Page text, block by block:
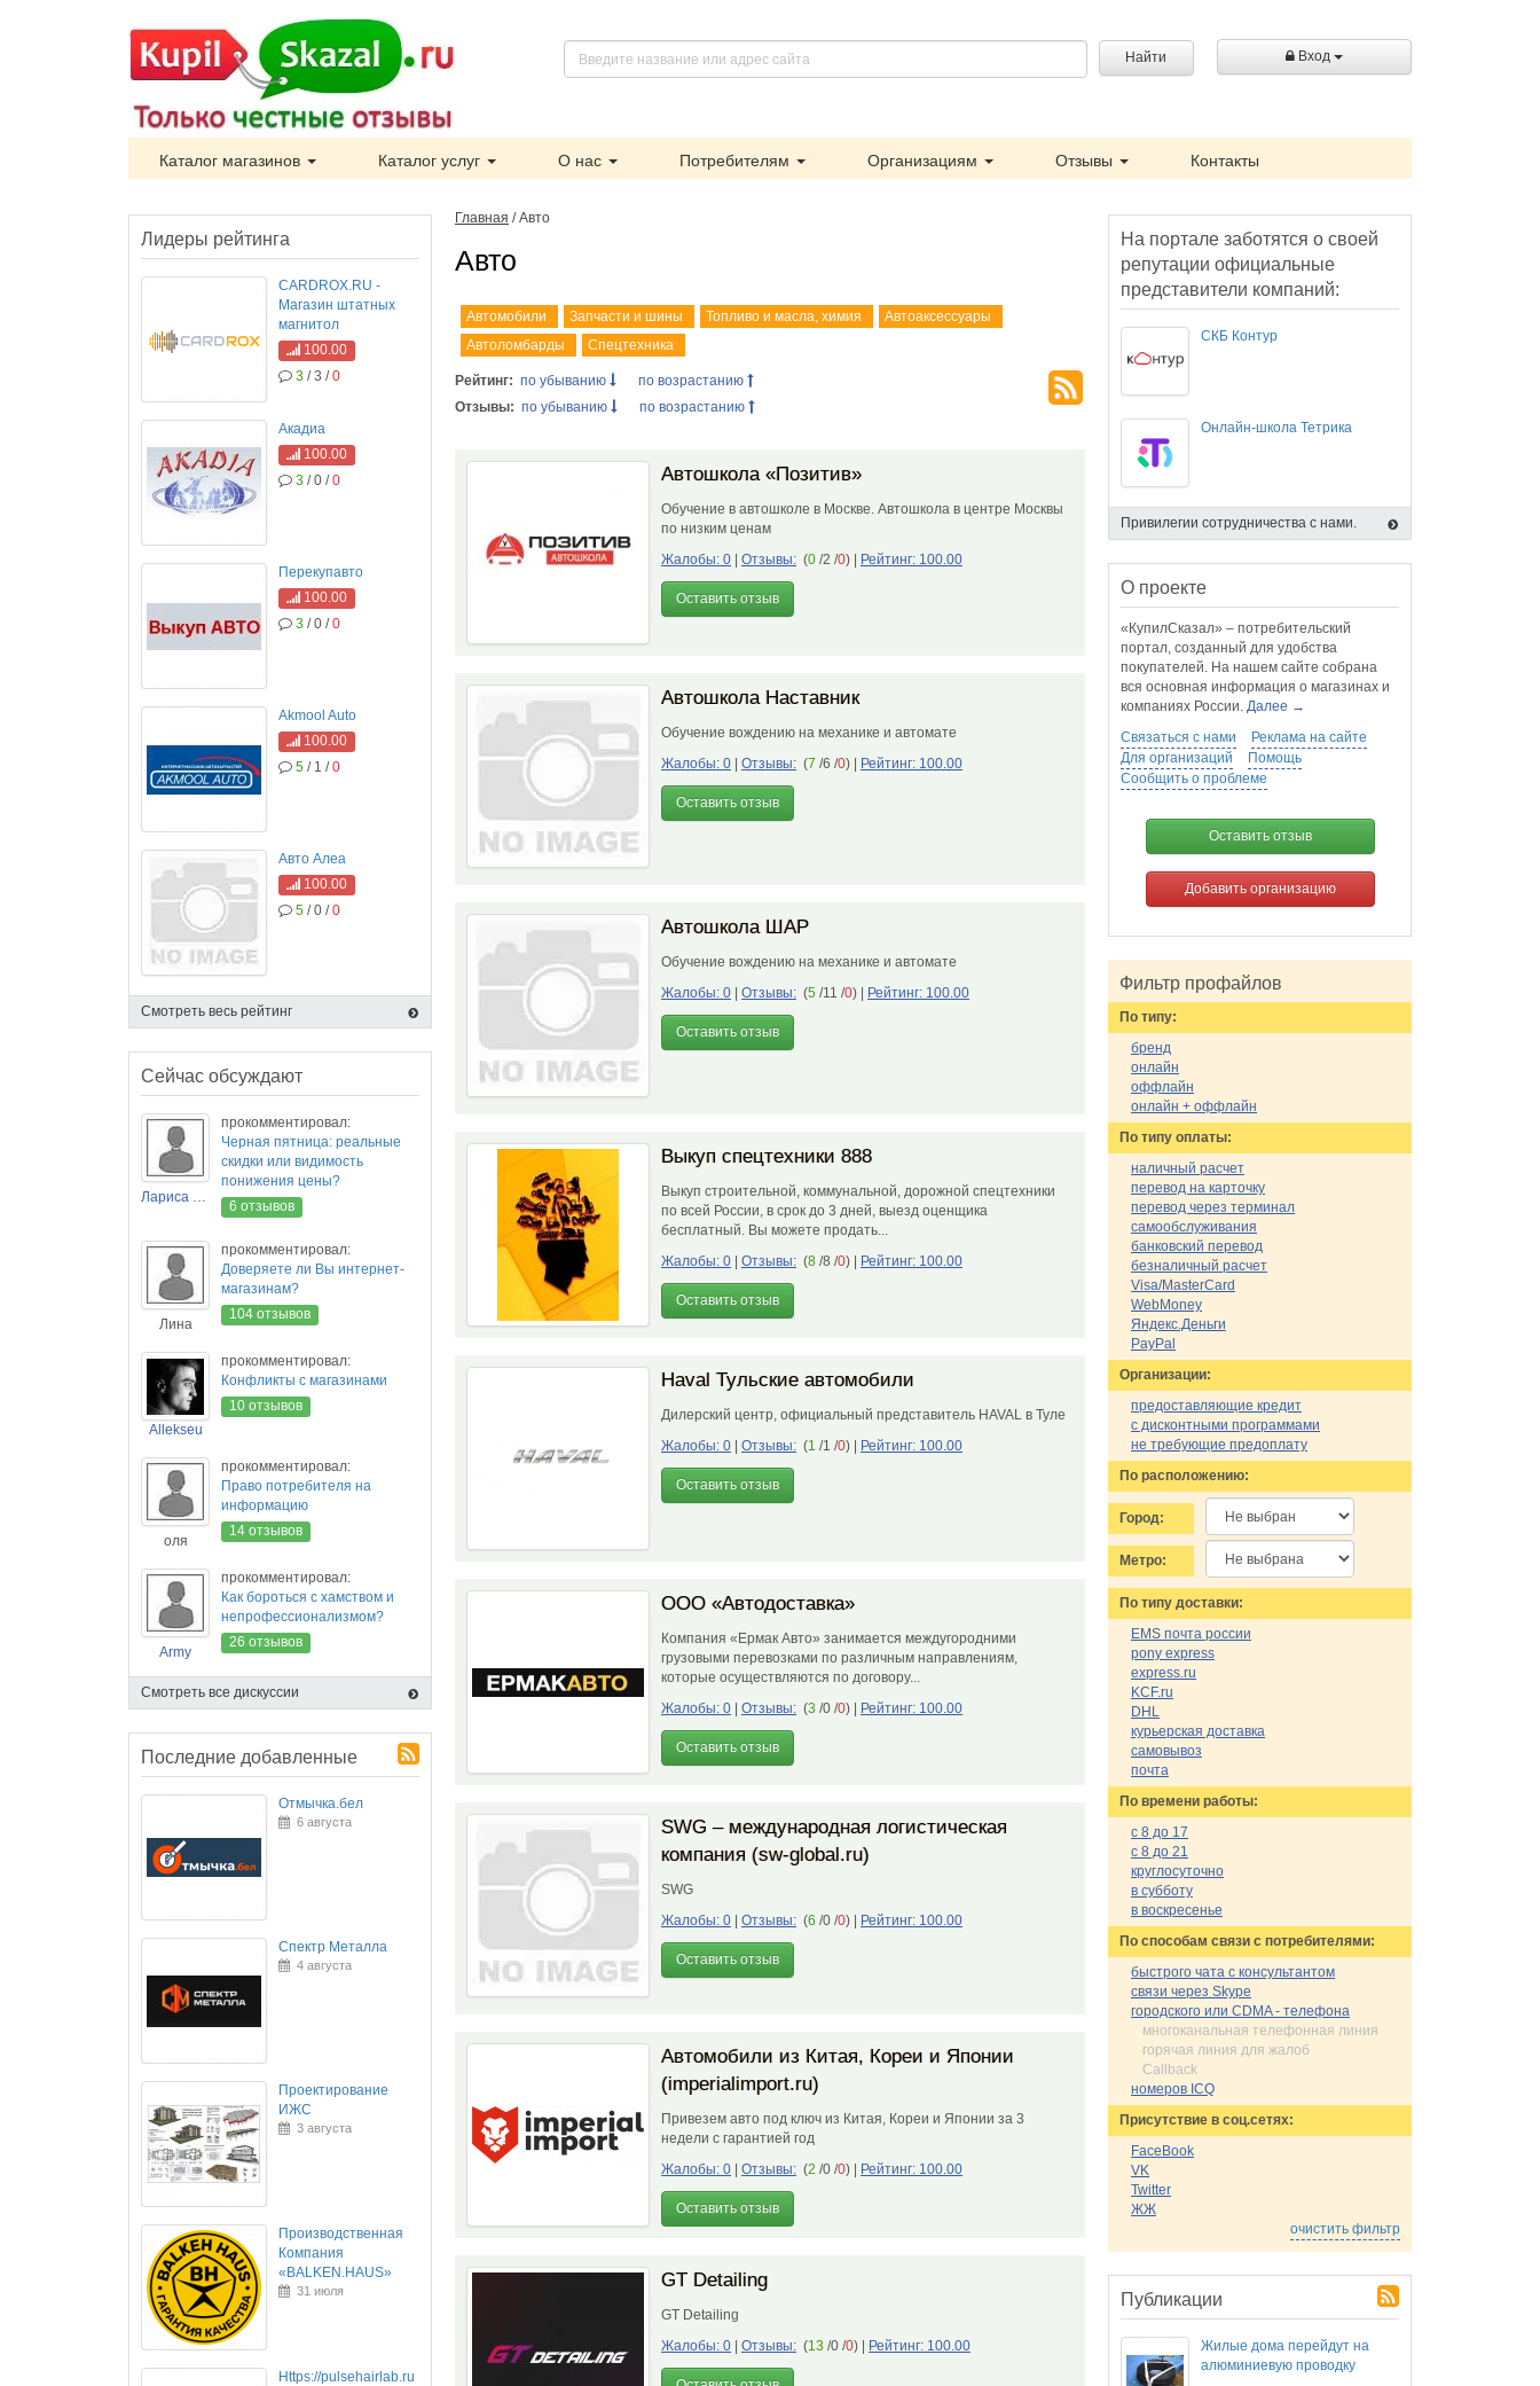
Найти Вход
Каталог магазинов Каталог услуг О нас Потребителям Организациям Отзывы Контакты
Главная / Авто
Авто
Автомобили Запчасти и шины Топливо и масла, химия
Автоаксессуары
Автоломбарды
Спецтехника
Рейтинг: по убыванию
по возрастанию
Отзывы: по убыванию по возрастанию
Автошкола «Позитив»
Обучение в автошколе в Москве. Автошкола в центре Москвы
по низким ценам
Жалобы: 0
Отзывы: (0 /2 /0) Рейтинг: 100.00
Оставить отзыв
Автошкола Наставник
Обучение вождению на механике и автомате
Жалобы: 0
Отзывы: (7 /6 /0) Рейтинг: 100.00
Оставить отзыв
Автошкола ШАР
Обучение вождению на механике и автомате
Жалобы: 0
Отзывы: (5 /11 /0) Рейтинг: 100.00
Оставить отзыв
Выкуп спецтехники 888
Выкуп строительной, коммунальной, дорожной спецтехники
по всей России, в срок до 3 дней, выезд оценщика
бесплатный. Вы можете продать...
Жалобы: 0
Отзывы: (8 /8 /0) Рейтинг: 100.00
Оставить отзыв
Haval Тульские автомобили
Дилерский центр, официальный представитель HAVAL в Туле
Жалобы: 0
Отзывы: (1 /1 /0) Рейтинг: 100.00
Оставить отзыв
ООО «Автодоставка»
Компания «Ермак Авто» занимается междугородними
грузовыми перевозками по различным направлениям,
которые осуществляются по договору...
Жалобы: 0
Отзывы: (3 /0 /0) Рейтинг: 100.00
Оставить отзыв
SWG – международная логистическая
компания (sw-global.ru)
SWG
Жалобы: 0
Отзывы: (6 /0 /0) Рейтинг: 100.00
Оставить отзыв
Автомобили из Китая, Кореи и Японии
(imperialimport.ru)
Привезем авто под ключ из Китая, Кореи и Японии за 3
недели с гарантией год
Жалобы: 0
Отзывы: (2 /0 /0) Рейтинг: 100.00
Оставить отзыв
GT Detailing
GT Detailing
Жалобы: 0
Отзывы: (13 /0 /0) Рейтинг: 100.00
Лидеры рейтинга
CARDROX.RU -
Магазин штатных
магнитол
100.00
3 / 3 /0
Акадиа
100.00
3 / 0 /0
Перекупавто
100.00
3 / 0 /0
Akmool Auto
100.00
5 / 1 /0
Авто Алеа
100.00
5 / 0 /0
Смотреть весь рейтинг
Сейчас обсуждают
Лариса Новикова
прокомментировал:
Черная пятница: реальные
скидки или видимость
понижения цены?
6 отзывов
Лина
прокомментировал:
Доверяете ли Вы интернет-
магазинам?
104 отзывов
Allekseu
прокомментировал:
Конфликты с магазинами
10 отзывов
оля
прокомментировал:
Право потребителя на
информацию
14 отзывов
Army
прокомментировал:
Как бороться с хамством и
непрофессионализмом?
26 отзывов
Смотреть все дискуссии
Последние добавленные
Отмычка.бел
6 августа
Спектр Металла
4 августа
Проектирование
ИЖС
3 августа
Производственная
Компания
«BALKEN.HAUS»
31 июля
Https://pulsehairlab.ru
На портале заботятся о своей
репутации официальные
представители компаний:
СКБ Контур
Онлайн-школа Тетрика
Привилегии сотрудничества с нами.
О проекте
«КупилСказал» – потребительский
портал, созданный для удобства
покупателей. На нашем сайте собрана
вся основная информация о магазинах и
компаниях России. Далее →
Связаться с нами
Реклама на сайте
Для организаций
Помощь
Сообщить о проблеме
Оставить отзыв
Добавить организацию
Фильтр профайлов
По типу:
бренд
онлайн
оффлайн
онлайн + оффлайн
По типу оплаты:
наличный расчет
перевод на карточку
перевод через терминал
самообслуживания
банковский перевод
безналичный расчет
Visa/MasterCard
WebMoney
Яндекс.Деньги
PayPal
Организации:
предоставляющие кредит
с дисконтными программами
не требующие предоплату
По расположению:
Город:
Метро:
По типу доставки:
EMS почта россии
pony express
express.ru
KCF.ru
DHL
курьерская доставка
самовывоз
почта
По времени работы:
с 8 до 17
с 8 до 21
круглосуточно
в субботу
в воскресенье
По cпособам связи с потребителями:
быстрого чата с консультантом
связи через Skype
городского или CDMA - телефона
многоканальная телефонная линия
горячая линия для жалоб
Callback
номеров ICQ
Присутствие в соц.сетях:
FaceBook
VK
Twitter
ЖЖ
очистить фильтр
Публикации
Жилые дома перейдут на
алюминиевую проводку